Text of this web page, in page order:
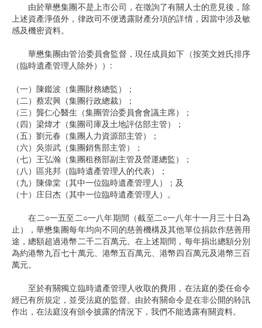
由於華懋集團不是上市公司，在徵詢了有關人士的意見後，除
上述資產淨值外，律政司不便透露財產分項的詳情，因當中涉及敏
感及機密資料。
華懋集團由管治委員會監督，現任成員如下（按英文姓氏排序
（臨時遺產管理人除外））:
（一）陳鑑波（集團財務總監）；
（二）蔡宏興（集團行政總裁）；
（三）龔仁心醫生（集團管治委員會會議主席）；
（四）梁煒才（集團司庫及土地評估部主管）；
（五）劉元春（集團人力資源部主管）；
（六）吳崇武（集團銷售部主管）；
（七）王弘瀚（集團租務部副主管及營運總監）；
（八）區兆邦（臨時遺產管理人的代表）；
（九）陳偉棠（其中一位臨時遺產管理人）；及
（十）庄日杰（其中一位臨時遺產管理人）。
在二○一五至二○一八年期間（截至二○一八年十一月三十日為
止），華懋集團每年均向不同的慈善機構及其他單位捐款作慈善用
途，總額超過港幣二千二百萬元。在上述期間，每年捐出總額分別
為約港幣九百七十萬元、港幣五百萬元、港幣四百萬元及港幣三百
萬元。
至於有關獨立臨時遺產管理人收取的費用，在法庭的委任命令
經已有所規定，並受法庭的監督。由於有關命令是在非公開的聆訊
作出，在法庭沒有頒令披露的情況下，我們不能透露有關資料。